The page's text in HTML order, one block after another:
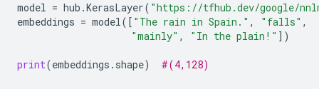
model = hub .KerasLayer( "https://tfhub.dev/google/
embeddings = model([ "The rain in Spain." , "falls" ,
"mainly" , "In the plain!" ])
print(embeddings . shape) #(4,128)